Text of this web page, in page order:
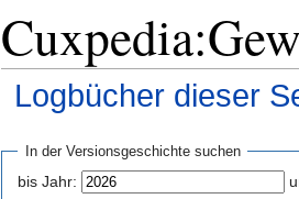
Logbücher dieser
In der Versionsgeschichte suchen
bis Jahr: